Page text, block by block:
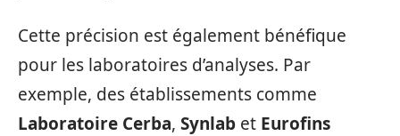
Cette précision est également bénéfique
pour les laboratoires d’analyses. Par
exemple, des établissements comme
Laboratoire Cerba, Synlab et Eurofins